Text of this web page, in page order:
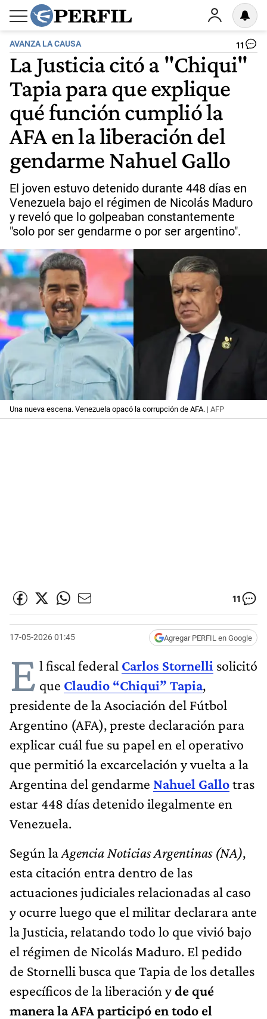
AVANZA LA CAUSA 11
La Justicia citó a "Chiqui"
Tapia para que explique
qué función cumplió la
AFA en la liberación del
gendarme Nahuel Gallo
El joven estuvo detenido durante 448 días en
Venezuela bajo el régimen de Nicolás Maduro
y reveló que lo golpeaban constantemente
"solo por ser gendarme o por ser argentino".
Una nueva escena. Venezuela opacó la corrupción de AFA. | AFP
11
17-05-2026 01:45 Agregar PERFIL en Google
E l fiscal federal Carlos Stornelli solicitó
que Claudio “Chiqui” Tapia,
presidente de la Asociación del Fútbol
Argentino (AFA), preste declaración para
explicar cuál fue su papel en el operativo
que permitió la excarcelación y vuelta a la
Argentina del gendarme Nahuel Gallotras
estar 448 días detenido ilegalmente en
Venezuela.
Según laAgencia Noticias Argentinas (NA),
esta citación entra dentro de las
actuaciones judiciales relacionadas al caso
y ocurre luego que el militar declarara ante
la Justicia, relatando todo lo que vivió bajo
el régimen de Nicolás Maduro. El pedido
de Stornelli busca que Tapia de los detalles
específicos de la liberación yde qué
manera la AFA participó en todo el